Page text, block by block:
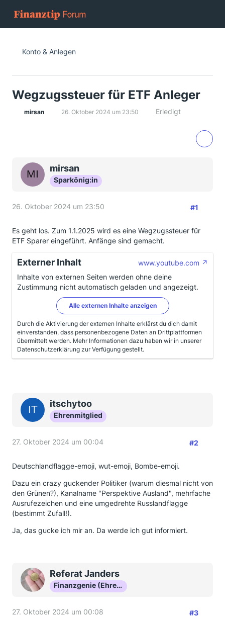
Konto & Anlegen
Wegzugssteuer für ETF Anleger
mirsan 26. Oktober 2024 um 23:50 Erledigt
mirsan
Sparkönig:in
26. Oktober 2024 um 23:50 #1
Es geht los. Zum 1.1.2025 wird es eine Wegzugssteuer für
ETF Sparer eingeführt. Anfänge sind gemacht.
Externer Inhalt
www.youtube.com
Inhalte von externen Seiten werden ohne deine
Zustimmung nicht automatisch geladen und angezeigt.
Alle externen Inhalte anzeigen
Durch die Aktivierung der externen Inhalte erklärst du dich damit
einverstanden, dass personenbezogene Daten an Drittplattformen
übermittelt werden. Mehr Informationen dazu haben wir in unserer
Datenschutzerklärung zur Verfügung gestellt.
itschytoo
Ehrenmitglied
27. Oktober 2024 um 00:04 #2
Deutschlandflagge-emoji, wut-emoji, Bombe-emoji.
Dazu ein crazy guckender Politiker (warum diesmal nicht von
den Grünen?), Kanalname "Perspektive Ausland", mehrfache
Ausrufezeichen und eine umgedrehte Russlandflagge
(bestimmt Zufall!).
Ja, das gucke ich mir an. Da werde ich gut informiert.
Referat Janders
Finanzgenie (Ehrenmitglied)
27. Oktober 2024 um 00:08 #3